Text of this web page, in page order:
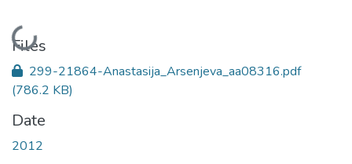
Loading...
Files
299-21864-Anastasija_Arsenjeva_aa08316.pdf
(786.2 KB)
Date
2012